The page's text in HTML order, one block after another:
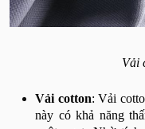
Vải
Vải cotton: Vải
này có khả năng